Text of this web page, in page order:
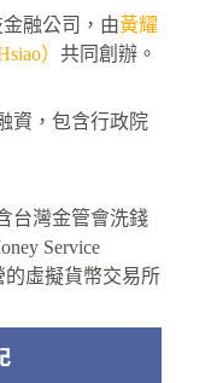
融公司，由黃耀
） 共同創辦。
資，包含行政院
台灣金管會洗錢
Service
的虛擬貨幣交易所